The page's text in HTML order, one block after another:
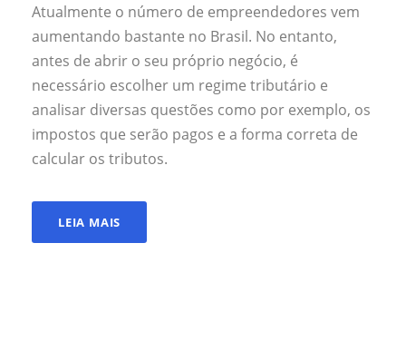
Atualmente o número de empreendedores vem
aumentando bastante no Brasil. No entanto,
antes de abrir o seu próprio negócio, é
necessário escolher um regime tributário e
analisar diversas questões como por exemplo, os
impostos que serão pagos e a forma correta de
calcular os tributos.
LEIA MAIS